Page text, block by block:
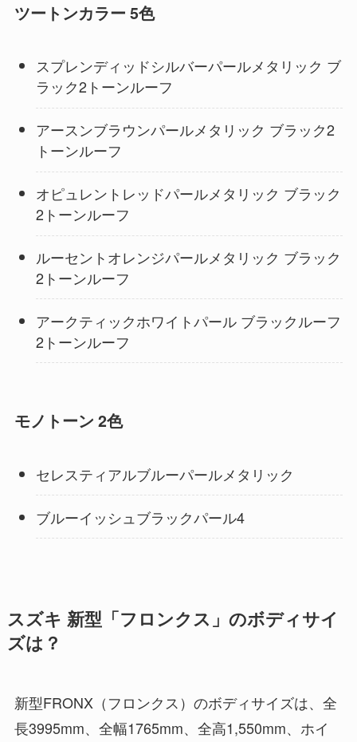
ツートンカラー 5色
スプレンディッドシルバーパールメタリック ブ
ラック2トーンルーフ
アースンブラウンパールメタリック ブラック2
トーンルーフ
オピュレントレッドパールメタリック ブラック
2トーンルーフ
ルーセントオレンジパールメタリック ブラック
2トーンルーフ
アークティックホワイトパール ブラックルーフ
2トーンルーフ
モノトーン 2色
セレスティアルブルーパールメタリック
ブルーイッシュブラックパール4
スズキ 新型「フロンクス」のボディサイ
ズは？
新型FRONX（フロンクス）のボディサイズは、全
長3995mm、全幅1765mm、全高1,550mm、ホイ